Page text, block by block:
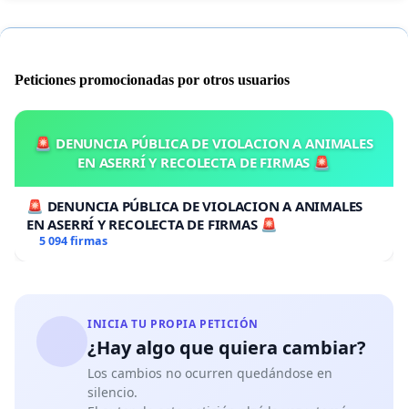
Peticiones promocionadas por otros usuarios
🚨 DENUNCIA PÚBLICA DE VIOLACION A ANIMALES
EN ASERRÍ Y RECOLECTA DE FIRMAS 🚨
🚨 DENUNCIA PÚBLICA DE VIOLACION A ANIMALES
EN ASERRÍ Y RECOLECTA DE FIRMAS 🚨
5 094 firmas
INICIA TU PROPIA PETICIÓN
¿Hay algo que quiera cambiar?
Los cambios no ocurren quedándose en
silencio.